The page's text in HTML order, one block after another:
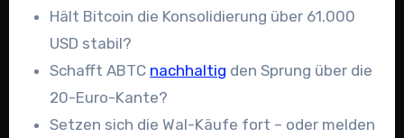
Hält Bitcoin die Konsolidierung über 61.000
USD stabil?
Schafft ABTC nachhaltig den Sprung über die
20-Euro-Kante?
Setzen sich die Wal-Käufe fort – oder melden